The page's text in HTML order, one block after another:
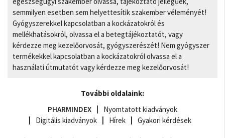
semmilyen esetben sem helyettesítik szakember véleményét!
Gyógyszerekkel kapcsolatban a kockázatokról és
mellékhatásokról, olvassa el a betegtájékoztatót, vagy
kérdezze meg kezelőorvosát, gyógyszerészét! Nem gyógyszer
termékekkel kapcsolatban a kockázatokról olvassa el a
használati útmutatót vagy kérdezze meg kezelőorvosát!
További oldalaink:
PHARMINDEX
Nyomtatott kiadványok
Digitális kiadványok
Hírek Gyakori kérdések